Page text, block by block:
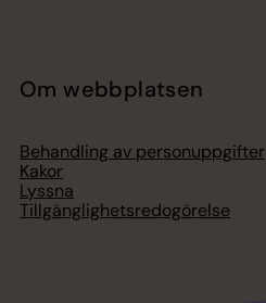
Om webbplatsen
Behandling av personuppgifter
Kakor
Lyssna
Tillgänglighetsredogörelse